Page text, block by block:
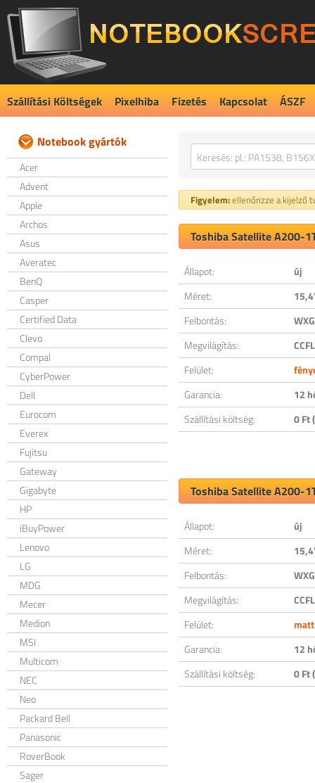
Szállítási Költségek Pixelhiba Fizetés Kapcsolat ÁSZF
Notebook gyártók
Acer
Advent
Apple
Archos
Asus
Averatec
BenQ
Casper
Certified Data
Clevo
Compal
CyberPower
Dell
Eurocom
Everex
Fujitsu
Gateway
Gigabyte
HP
iBuyPower
Lenovo
LG
MDG
Mecer
Medion
MSI
Multicom
NEC
Neo
Packard Bell
Panasonic
RoverBook
Sager
Figyelem:ellenőrizze a kijelző
Toshiba Satellite A200-
Állapot:
új
Méret:
Felbontás:
Megvilágítás:
CCFL
Felület:
Garancia:
12
Szállítási költség:
0 Ft
Toshiba Satellite A200-
Állapot:
új
Méret:
Felbontás:
Megvilágítás:
CCFL
Felület:
matt
Garancia:
12
Szállítási költség:
0 Ft